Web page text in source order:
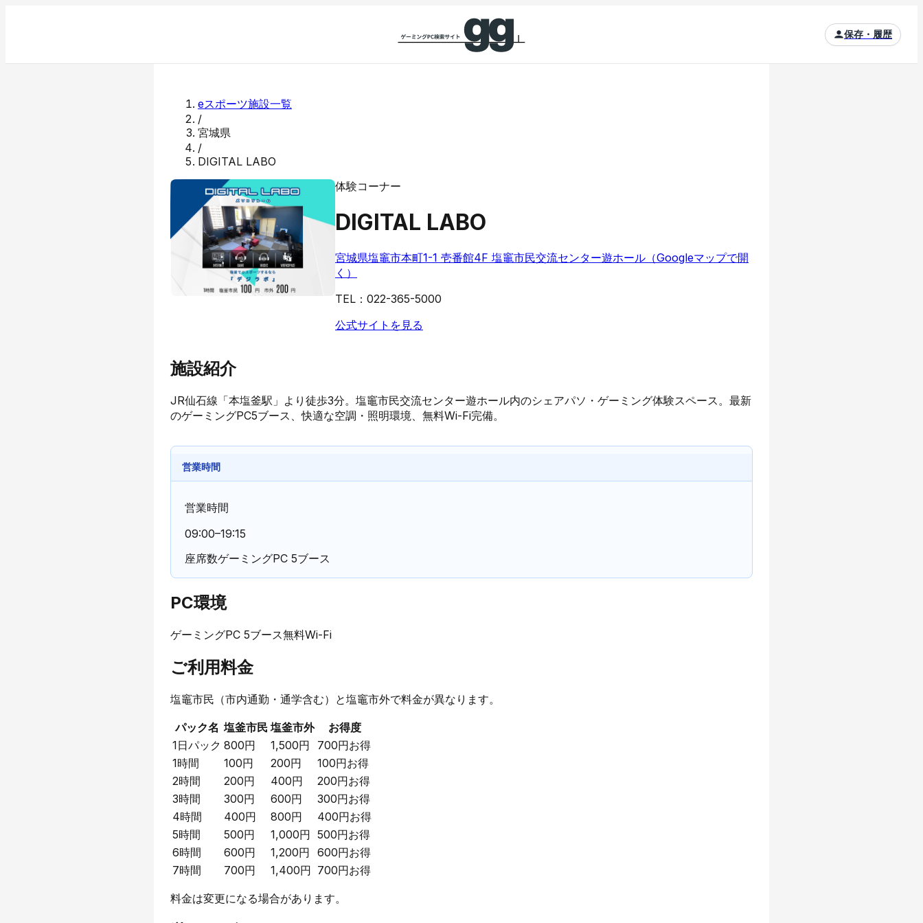
保存・履歴
eスポーツ施設一覧
/
宮城県
/
DIGITAL LABO
体験コーナー
DIGITAL LABO
宮城県塩竈市本町1-1 壱番館4F 塩竈市民交流センター遊ホール （Googleマップで開
く）
TEL： 022-365-5000
公式サイトを見る
施設紹介
JR仙石線「本塩釜駅」より徒歩3分。塩竈市民交流センター遊ホール内のシェアパソ・ゲーミング体験スペース。最新
のゲーミングPC5ブース、快適な空調・照明環境、無料Wi-Fi完備。
営業時間
営業時間
09:00–19:15
座席数ゲーミングPC 5ブース
PC環境
ゲーミングPC 5ブース無料Wi-Fi
ご利用料金
塩竈市民（市内通勤・通学含む）と塩竈市外で料金が異なります。
パック名 塩釜市民 塩釜市外
お得度
1日パック 800円 1,500円
700円お得
1時間
100円 200円
100円お得
2時間
200円 400円
200円お得
3時間
300円 600円
300円お得
4時間
400円 800円
400円お得
5時間
500円 1,000円 500円お得
6時間
600円 1,200円 600円お得
7時間
700円 1,400円 700円お得
料金は変更になる場合があります。